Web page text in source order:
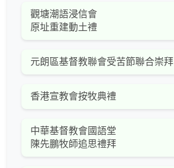
觀塘潮語浸信會
原址重建動土禮
元朗區基督教聯會受苦節聯合崇拜
香港宣教會按牧典禮
中華基督教會國語堂
陳先鵬牧師追思禮拜